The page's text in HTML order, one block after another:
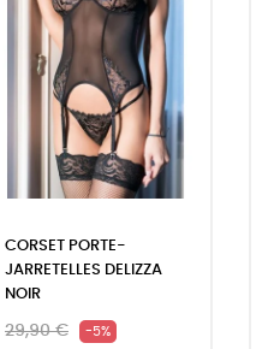
CORSET PORTE-
JARRETELLES DELIZZA
NOIR
29,90 € -5%